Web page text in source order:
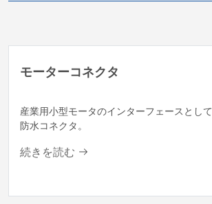
モーターコネクタ
産業用小型モータのインターフェースとし
防水コネクタ。
続きを読む